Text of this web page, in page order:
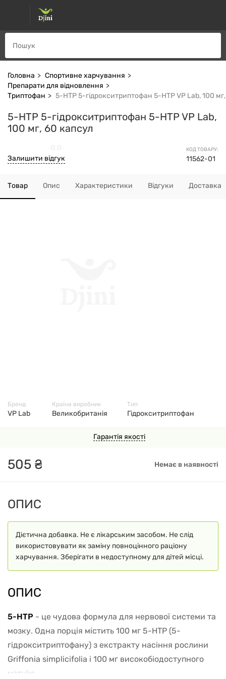
Головна
Спортивне харчування
Препарати для відновлення
Триптофан
5-HTP 5-гідрокситриптофан 5-HTP VP Lab, 100
5-HTP 5-гідрокситриптофан 5-HTP VP Lab,
100 мг, 60 капсул
КОД ТОВАРУ:
11562-01
Залишити відгук
Товар Опис Характеристики Відгуки Доставка
Гарантія якості
505 ₴ Немає в наявності
Бренд
VP Lab
Країна виробник
Великобританія
Тип
Гідрокситриптофан
ОПИС
Дієтична добавка. Не є лікарським засобом. Не слід
використовувати як заміну повноцінного раціону
харчування. Зберігати в недоступному для дітей місці.
ОПИС
5-HTP - це чудова формула для нервової системи та
мозку. Одна порція містить 100 мг 5-HTP (5-
гідрокситриптофану) з екстракту насіння рослини
Griffonia simplicifolia і 100 мг високобіодоступного
магнію.